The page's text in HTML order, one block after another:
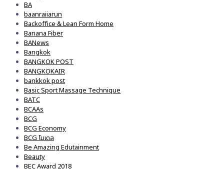
BA
baanraiiarun
Backoffice & Lean Form Home
Banana Fiber
BANews
Bangkok
BANGKOK POST
BANGKOKAIR
bankkok post
Basic Sport Massage Technique
BATC
BCAAs
BCG
BCG Economy
BCG โมเดล
Be Amazing Edutainment
Beauty
BEC Award 2018